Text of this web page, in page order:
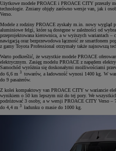
Użytkowe modele PROACE i PROACE CITY przeszły
technologie. Zmiany objęły zarówno wersje van, jak i
Verso.
Modele z rodziny PROACE zyskały m.in. nowy wygląd
aluminiowe felgi, które są dostępne w zależności od
przeprojektowana kierownica, a w wyższych wariantach
nawigacją oraz bezprzewodowa łączność ze smartfonem
z gamy Toyota Professional otrzymały także najnowszą
Warto podkreślić, że wszystkie modele PROACE
elektrycznym. Zasięg modelu PROACE z napędem
Samochód wyróżnia się doskonałymi możliwościami
do 6,6 m 3 towarów, a ładowność wynosi 1400 kg. W
do 9 pasażerów.
Z kolei kompaktowy van PROACE CITY w wariancie
wynikiem o 50 km lepszym niż do tej pory. We
podróżować 3 osoby, a w wersji PROACE CITY Verso –
do 4,4 m 3 ładunku o masie do 1000 kg.